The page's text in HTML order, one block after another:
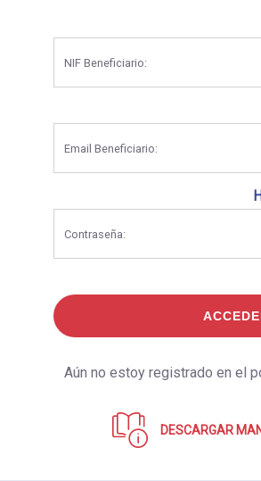
NIF Beneficiario:
Email Beneficiario:
Contraseña:
Aún no estoy registrado en el
DESCARGAR